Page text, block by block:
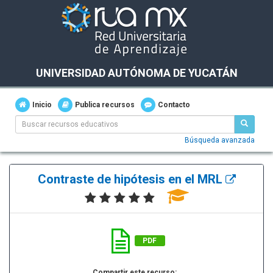
UNIVERSIDAD AUTÓNOMA DE YUCATÁN
Inicio Publica recursos Contacto
Búsqueda avanzada
Contraste de hipótesis en el MRL
PDF